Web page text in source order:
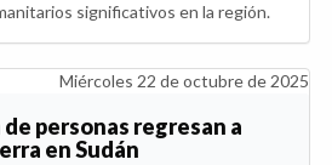
significativos en la región.
Miércoles 22 de octubre de 2025
personas regresan a
en Sudán